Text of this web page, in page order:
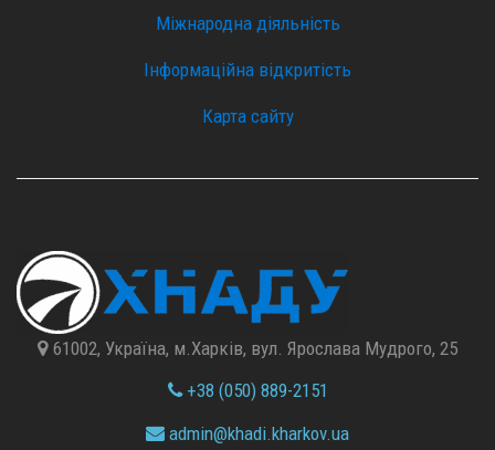
Міжнародна діяльність
Інформаційна відкритість
Карта сайту
61002, Україна, м.Харків, вул. Ярослава Мудрого, 25
+38 (050) 889-2151
admin@khadi.kharkov.ua